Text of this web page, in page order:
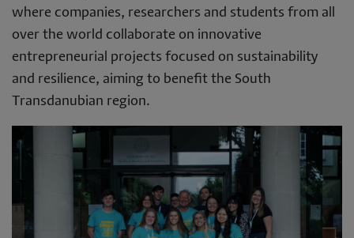
where companies, researchers and students from all
over the world collaborate on innovative
entrepreneurial projects focused on sustainability
and resilience, aiming to benefit the South
Transdanubian region.